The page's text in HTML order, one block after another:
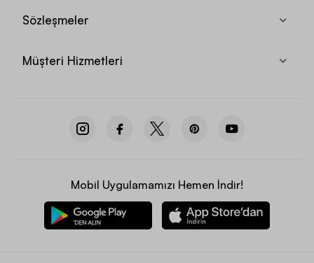
Sözleşmeler
Müşteri Hizmetleri
Mobil Uygulamamızı Hemen İndir!